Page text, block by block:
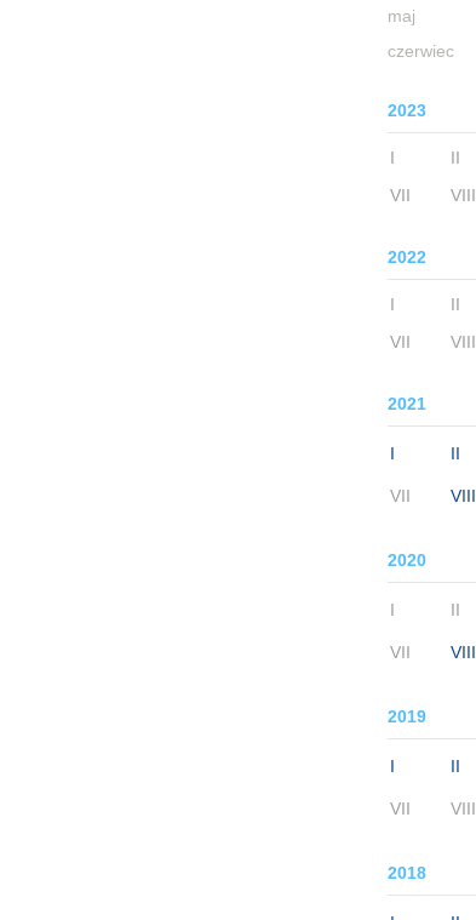
maj
czerwiec
2023
I II
VII
VIII
2022
I II
VII
VIII
2021
I II
VII VIII
2020
I II
VII VIII
2019
I II
VII VIII
2018